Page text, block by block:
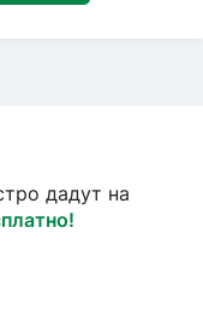
дадут на